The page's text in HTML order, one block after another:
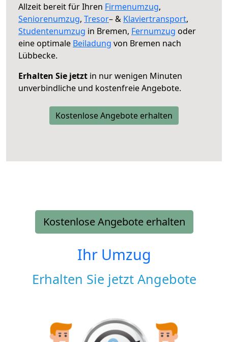
Allzeit bereit für Ihren Firmenumzug,
Seniorenumzug, Tresor– & Klaviertransport,
Studentenumzug in Bremen, Fernumzug oder
eine optimale Beiladung von Bremen nach
Lübbecke.
Erhalten Sie jetzt in nur wenigen Minuten
unverbindliche und kostenfreie Angebote.
Kostenlose Angebote erhalten
Kostenlose Angebote erhalten
Ihr Umzug
Erhalten Sie jetzt Angebote